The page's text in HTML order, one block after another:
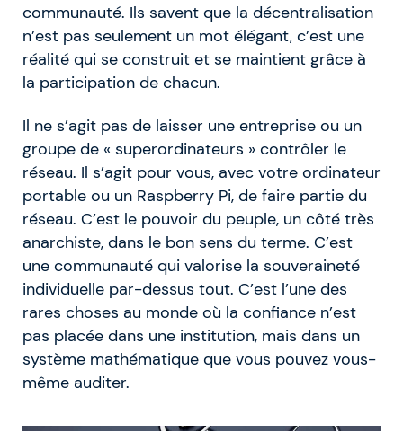
communauté. Ils savent que la décentralisation
n’est pas seulement un mot élégant, c’est une
réalité qui se construit et se maintient grâce à
la participation de chacun.
Il ne s’agit pas de laisser une entreprise ou un
groupe de « superordinateurs » contrôler le
réseau. Il s’agit pour vous, avec votre ordinateur
portable ou un Raspberry Pi, de faire partie du
réseau. C’est le pouvoir du peuple, un côté très
anarchiste, dans le bon sens du terme. C’est
une communauté qui valorise la souveraineté
individuelle par-dessus tout. C’est l’une des
rares choses au monde où la confiance n’est
pas placée dans une institution, mais dans un
système mathématique que vous pouvez vous-
même auditer.